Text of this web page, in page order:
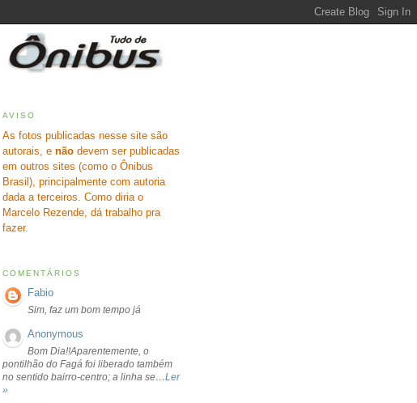
AVISO
As fotos publicadas nesse site são
autorais, e não devem ser publicadas
em outros sites (como o Ônibus
Brasil), principalmente com autoria
dada a terceiros. Como diria o
Marcelo Rezende, dá trabalho pra
fazer.
COMENTÁRIOS
Fabio
Sim, faz um bom tempo já
Anonymous
Bom Dia!!Aparentemente, o
pontilhão do Fagá foi liberado também
no sentido bairro-centro; a linha se…Ler
»